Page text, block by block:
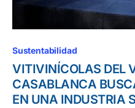
Sustentabilidad
VITIVINÍCOLAS DEL
CASABLANCA
EN UNA INDUSTRIA